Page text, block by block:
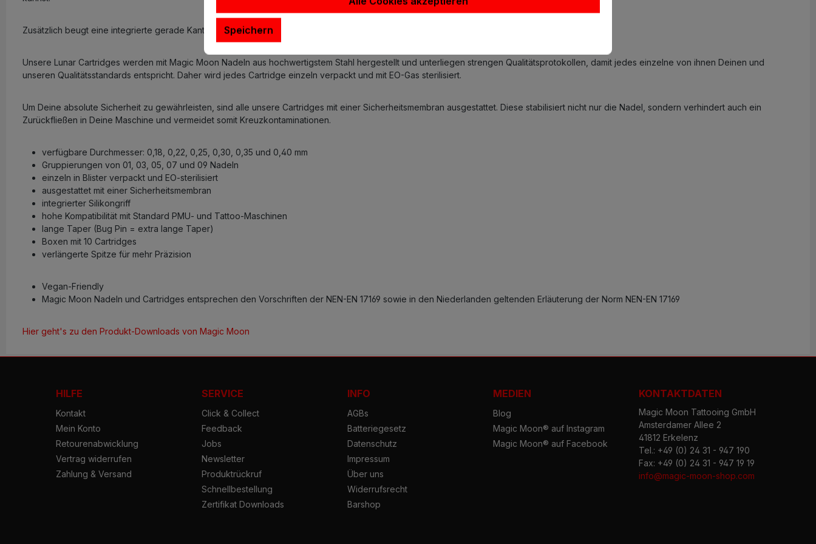
Zusätzlich beugt eine integrierte gerade Kante dem Wegrollen des Cartridges vor.
Unsere Lunar Cartridges werden mit Magic Moon Nadeln aus hochwertigstem Stahl hergestellt und unterliegen strengen Qualitätsprotokollen, damit jedes einzelne von ihnen Deinen und
unseren Qualitätsstandards entspricht. Daher wird jedes Cartridge einzeln verpackt und mit EO-Gas sterilisiert.
Um Deine absolute Sicherheit zu gewährleisten, sind alle unsere Cartridges mit einer Sicherheitsmembran ausgestattet. Diese stabilisiert nicht nur die Nadel, sondern verhindert auch ein
Zurückfließen in Deine Maschine und vermeidet somit Kreuzkontaminationen.
verfügbare Durchmesser: 0,18, 0,22, 0,25, 0,30, 0,35 und 0,40 mm
Gruppierungen von 01, 03, 05, 07 und 09 Nadeln
einzeln in Blister verpackt und EO-sterilisiert
ausgestattet mit einer Sicherheitsmembran
integrierter Silikongriff
hohe Kompatibilität mit Standard PMU- und Tattoo-Maschinen
lange Taper (Bug Pin = extra lange Taper)
Boxen mit 10 Cartridges
verlängerte Spitze für mehr Präzision
Vegan-Friendly
Magic Moon Nadeln und Cartridges entsprechen den Vorschriften der NEN-EN 17169 sowie in den Niederlanden geltenden Erläuterung der Norm NEN-EN 17169
Hier geht's zu den Produkt-Downloads von Magic Moon
HILFE
Kontakt
Mein Konto
Retourenabwicklung
Vertrag widerrufen
Zahlung & Versand
SERVICE
Click & Collect
Feedback
Jobs
Newsletter
Produktrückruf
Schnellbestellung
Zertifikat Downloads
INFO
AGBs
Batteriegesetz
Datenschutz
Impressum
Über uns
Widerrufsrecht
Barshop
MEDIEN
Blog
Magic Moon® auf Instagram
Magic Moon® auf Facebook
KONTAKTDATEN
Magic Moon Tattooing GmbH
Amsterdamer Allee 2
41812 Erkelenz
Tel.: +49 (0) 24 31 - 947 190
Fax: +49 (0) 24 31 - 947 19 19
info@magic-moon-shop.com
Speichern